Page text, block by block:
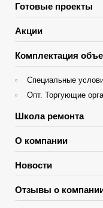
Готовые проекты
Акции
Комплектация
Специальные
Опт. Торгующие
Школа ремонта
О компании
Новости
Отзывы о